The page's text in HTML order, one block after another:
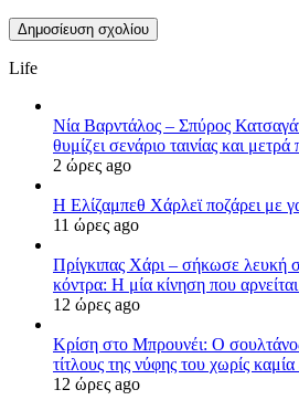
Life
Νία Βαρντάλος – Σπύρος
θυμίζει σενάριο ταινίας και
2 ώρες ago
Η Ελίζαμπεθ Χάρλεϊ ποζάρει με
11 ώρες ago
Πρίγκιπας Χάρι – σήκωσε λευκή
κόντρα: Η μία κίνηση που
12 ώρες ago
Κρίση στο Μπρουνέι: Ο
τίτλους της νύφης του χωρίς
12 ώρες ago